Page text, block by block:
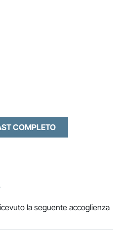
COMPLETO
la seguente accoglienza